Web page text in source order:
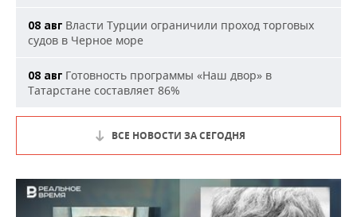
08 авг Власти Турции ограничили проход торговых
судов в Черное море
08 авг Готовность программы «Наш двор» в
Татарстане составляет 86%
ВСЕ НОВОСТИ ЗА СЕГОДНЯ